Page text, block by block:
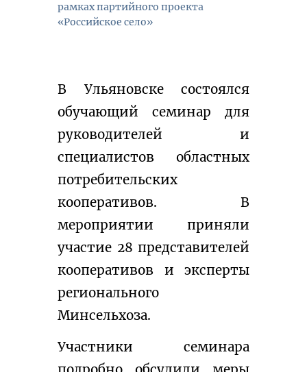
рамках партийного проекта
«Российское село»
В Ульяновске состоялся
обучающий семинар для
руководителей и
специалистов областных
потребительских
кооперативов. В
мероприятии приняли
участие 28 представителей
кооперативов и эксперты
регионального
Минсельхоза.
Участники семинара